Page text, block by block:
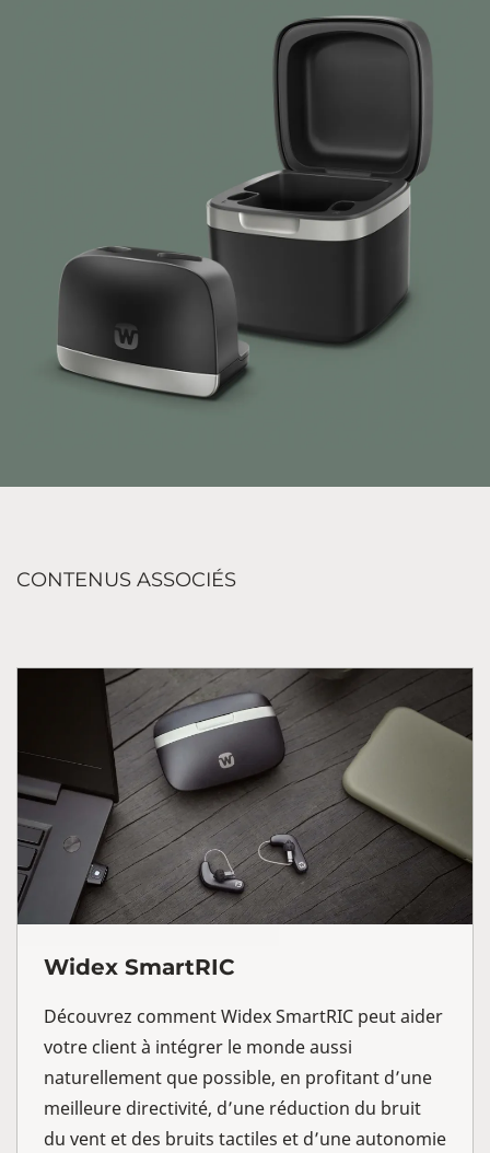
CONTENUS ASSOCIÉS
Widex SmartRIC
Découvrez comment Widex SmartRIC peut aider
votre client à intégrer le monde aussi
naturellement que possible, en profitant d’une
meilleure directivité, d’une réduction du bruit
du vent et des bruits tactiles et d’une autonomie